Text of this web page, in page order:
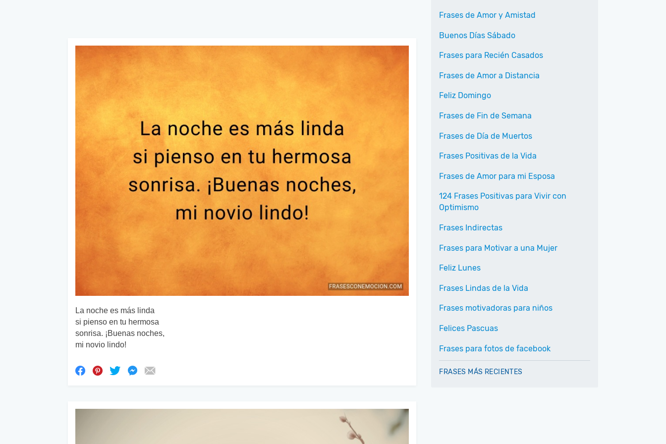
La noche es más linda
si pienso en tu hermosa
sonrisa. ¡Buenas noches,
mi novio lindo!
Frases de Amor y Amistad
Buenos Días Sábado
Frases para Recién Casados
Frases de Amor a Distancia
Feliz Domingo
Frases de Fin de Semana
Frases de Día de Muertos
Frases Positivas de la Vida
Frases de Amor para mi Esposa
124 Frases Positivas para Vivir con
Optimismo
Frases Indirectas
Frases para Motivar a una Mujer
Feliz Lunes
Frases Lindas de la Vida
Frases motivadoras para niños
Felices Pascuas
Frases para fotos de facebook
FRASES MÁS RECIENTES